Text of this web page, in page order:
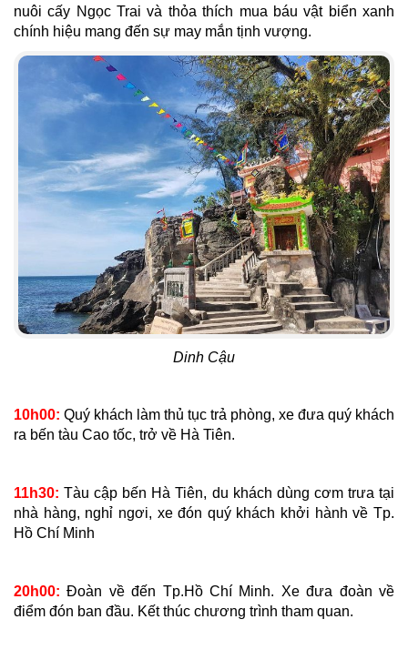
nuôi cấy Ngọc Trai và thỏa thích mua báu vật biển xanh
chính hiệu mang đến sự may mắn tịnh vượng.
Dinh Cậu
10h00: Quý khách làm thủ tục trả phòng, xe đưa quý khách
ra bến tàu Cao tốc, trở về Hà Tiên.
11h30: Tàu cập bến Hà Tiên, du khách dùng cơm trưa tại
nhà hàng, nghỉ ngơi, xe đón quý khách khởi hành về Tp.
Hồ Chí Minh
20h00: Đoàn về đến Tp.Hồ Chí Minh. Xe đưa đoàn về
điểm đón ban đầu. Kết thúc chương trình tham quan.